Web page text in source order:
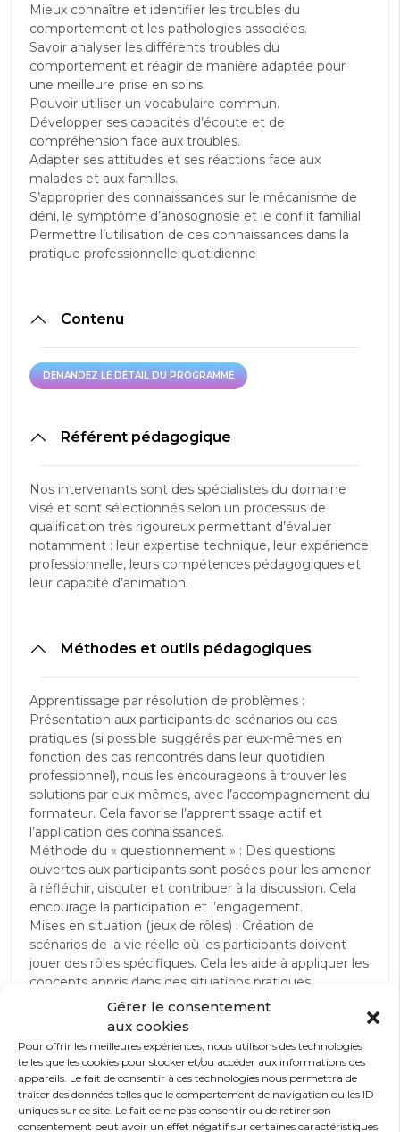
Gérer le consentement
aux cookies
Pour offrir les meilleures expériences, nous utilisons des technologies
telles que les cookies pour stocker et/ou accéder aux informations des
appareils. Le fait de consentir à ces technologies nous permettra de
traiter des données telles que le comportement de navigation ou les ID
uniques sur ce site. Le fait de ne pas consentir ou de retirer son
consentement peut avoir un effet négatif sur certaines caractéristiques
Mieux connaître et identifier les troubles du
comportement et les pathologies associées.
Savoir analyser les différents troubles du
comportement et réagir de manière adaptée pour
une meilleure prise en soins.
Pouvoir utiliser un vocabulaire commun.
Développer ses capacités d’écoute et de
compréhension face aux troubles.
Adapter ses attitudes et ses réactions face aux
malades et aux familles.
S’approprier des connaissances sur le mécanisme de
déni, le symptôme d’anosognosie et le conflit familial
Permettre l’utilisation de ces connaissances dans la
pratique professionnelle quotidienne
Contenu
DEMANDEZ LE DÉTAIL DU PROGRAMME
DEMANDEZ LE DÉTAIL DU PROGRAMME
Référent pédagogique
Nos intervenants sont des spécialistes du domaine
visé et sont sélectionnés selon un processus de
qualification très rigoureux permettant d’évaluer
notamment : leur expertise technique, leur expérience
professionnelle, leurs compétences pédagogiques et
leur capacité d’animation.
Méthodes et outils pédagogiques
Apprentissage par résolution de problèmes :
Présentation aux participants de scénarios ou cas
pratiques (si possible suggérés par eux-mêmes en
fonction des cas rencontrés dans leur quotidien
professionnel), nous les encourageons à trouver les
solutions par eux-mêmes, avec l’accompagnement du
formateur. Cela favorise l’apprentissage actif et
l’application des connaissances.
Méthode du « questionnement » : Des questions
ouvertes aux participants sont posées pour les amener
à réfléchir, discuter et contribuer à la discussion. Cela
encourage la participation et l’engagement.
Mises en situation (jeux de rôles) : Création de
scénarios de la vie réelle où les participants doivent
jouer des rôles spécifiques. Cela les aide à appliquer les
concepts appris dans des situations pratiques.
Études de cas : Utilisation d’ études de cas réels ou
fictifs pour illustrer des concepts théoriques. Les
solutions possibles.
Débats et discussions : Nos formateurs encouragent
les débats sur des sujets pertinents à la formation.
Cela stimule la réflexion critique et l’expression